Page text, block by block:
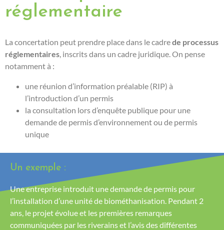
réglementaire
La concertation peut prendre place dans le cadrede processus
réglementaires , inscrits dans un cadre juridique. On pense
notamment à :
une réunion d’information préalable (RIP) à
l’introduction d’un permis
la consultation lors d’enquête publique pour une
demande de permis d’environnement ou de permis
unique
Un exemple :
Une entreprise introduit une demande de permis pour
l’installation d’une unité de biométhanisation. Pendant 2
ans, le projet évolue et les premières remarques
communiquées par les riverains et l’avis des différentes